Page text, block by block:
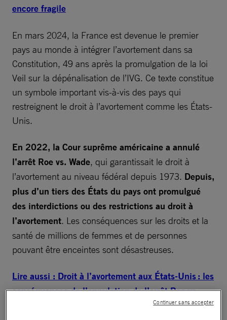
encore fragile
En mars 2024, la France est devenue le premier
pays au monde à intégrer l’avortement dans sa
Constitution, 49 ans après la promulgation de la loi
Veil sur la dépénalisation de l’IVG. Ce texte constitue
un symbole important vis-à-vis des pays qui
restreignent le droit à l’avortement comme les États-
Unis.
En 2022, la Cour suprême américaine a annulé
l’arrêt Roe vs. Wade, qui garantissait le droit à
l’avortement au niveau fédéral depuis 1973. Depuis,
plus d’un tiers des États du pays ont promulgué
des interdictions ou des restrictions au droit à
l’avortement. Les conséquences sur les droits et la
santé de millions de femmes et de personnes
pouvant être enceintes sont désastreuses.
Lire aussi : Droit à l’avortement aux États-Unis : les
conséquences de l’annulation de l’arrêt Roe vs
Continuer sans accepter